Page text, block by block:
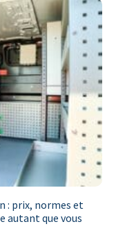
: prix, normes et
autant que vous